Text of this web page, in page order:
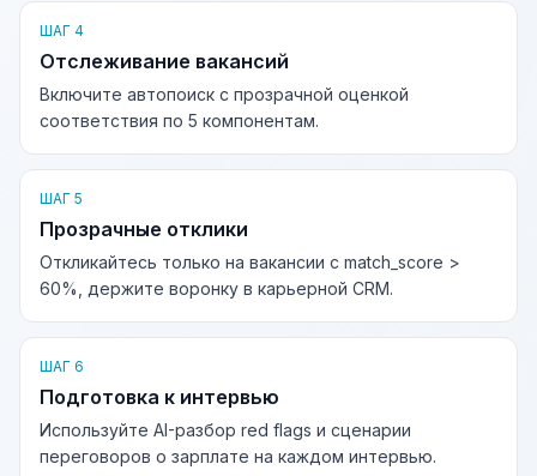
ШАГ 4
Отслеживание вакансий
Включите автопоиск с прозрачной оценкой
соответствия по 5 компонентам.
ШАГ 5
Прозрачные отклики
Откликайтесь только на вакансии с match_score >
60%, держите воронку в карьерной CRM.
ШАГ 6
Подготовка к интервью
Используйте AI-разбор red flags и сценарии
переговоров о зарплате на каждом интервью.